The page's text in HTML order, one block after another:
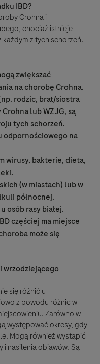
IBD?
Crohna i
chociaż istnieje
każdym z tych schorzeń.
zwiększać
na chorobę Crohna.
rodzic, brat/siostra
lub WZJG, są
tych schorzeń.
odpornościowego na
wirusy, bakterie, dieta,
(w miastach) lub w
północnej.
osób rasy białej.
częściej ma miejsce
może się
wrzodziejącego
się różnić u
z powodu różnic w
Zarówno w
występować okresy, gdy
Mogą również wystąpić
i nasilenia objawów. Są